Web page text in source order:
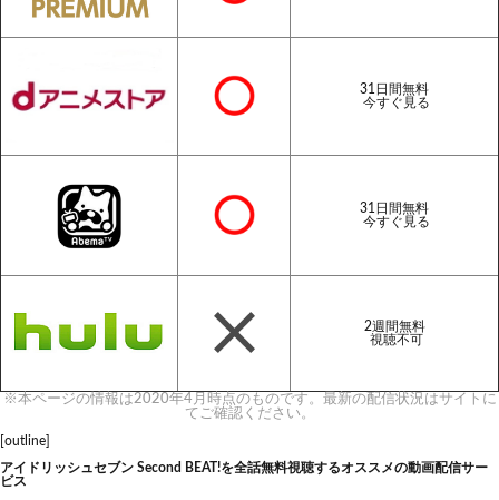
31日間無料
今すぐ見る
31日間無料
今すぐ見る
2週間無料
視聴不可
※本ページの情報は2020年4月時点のものです。最新の配信状況はサイトに
てご確認ください。
[outline]
アイドリッシュセブン Second BEAT!を全話無料視聴するオススメの動画配信サー
ビス